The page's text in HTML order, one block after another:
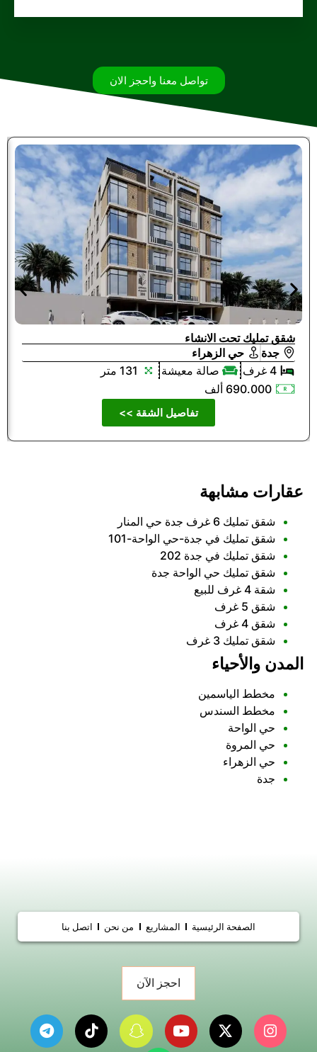
تواصل معنا واحجز الان
شقق تمليك تحت الانشاء
جدة
حي الزهراء
4 غرف
صالة معيشة
131 متر
690.000 ألف
تفاصيل الشقة >>
عقارات مشابهة
شقق تمليك 6 غرف جدة حي المنار
شقق تمليك في جدة-حي الواحة-101
شقق تمليك في جدة 202
شقق تمليك حي الواحة جدة
شقة 4 غرف للبيع
شقق 5 غرف
شقق 4 غرف
شقق تمليك 3 غرف
المدن والأحياء
مخطط الياسمين
مخطط السندس
حي الواحة
حي المروة
حي الزهراء
جدة
الصفحة الرئيسية المشاريع من نحن اتصل بنا
احجز الآن